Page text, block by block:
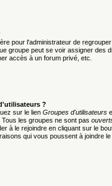
pour l'administrateur de
groupe peut se voir assigner des
accès à un forum privé, etc.
?
sur le lien Groupes d'utilisateurs
les groupes ne sont pas
à le rejoindre en cliquant sur le
qui vous poussent à joindre